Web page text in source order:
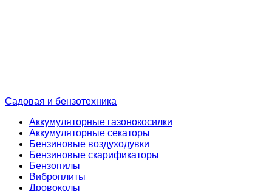
Садовая и бензотехника
Аккумуляторные газонокосилки
Аккумуляторные секаторы
Бензиновые воздуходувки
Бензиновые скарификаторы
Бензопилы
Виброплиты
Дровоколы